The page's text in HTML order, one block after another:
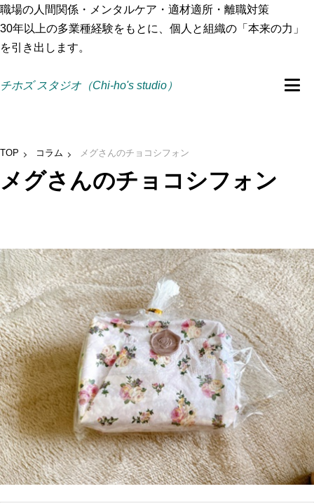
職場の人間関係・メンタルケア・適材適所・離職対策
30年以上の多業種経験をもとに、個人と組織の「本来の力」
を引き出します。
チホズ スタジオ（Chi-ho's studio）
TOP コラム メグさんのチョコシフォン
メグさんのチョコシフォン